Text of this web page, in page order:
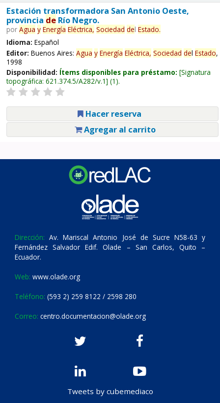
Estación transformadora San Antonio Oeste,
provincia deRío Negro.
por Agua y Energía Eléctrica, Sociedad del Estado.
Idioma: Español
Editor: Buenos Aires: Agua y Energía Eléctrica, Sociedad del Estado,
1998
Disponibilidad: Ítems disponibles para préstamo: Signatura
topográfica: 621.374.5/A282/v.1 (1).
Hacer reserva
Agregar al carrito
Dirección: Av. Mariscal Antonio José de Sucre N58-63 y
Fernández Salvador Edif. Olade – San Carlos, Quito –
Ecuador.
Web: www.olade.org
Teléfono: (593 2) 259 8122 / 2598 280
Correo: centro.documentacion@olade.org
Tweets by cubemediaco